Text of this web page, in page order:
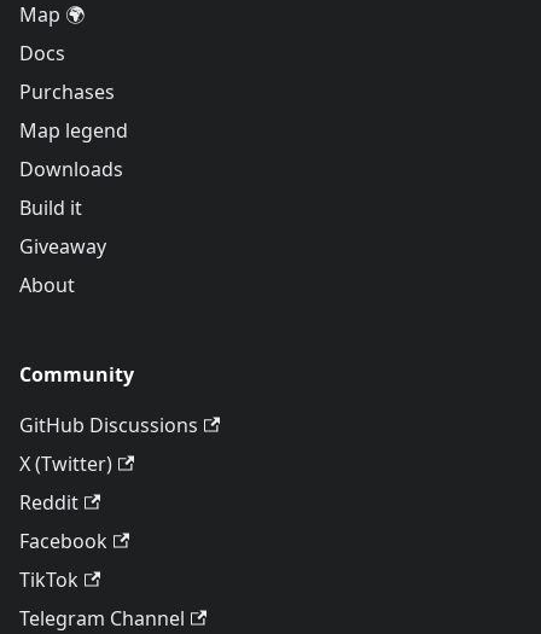
Map 🌍
Docs
Purchases
Map legend
Downloads
Build it
Giveaway
About
Community
GitHub Discussions
X (Twitter)
Reddit
Facebook
TikTok
Telegram Channel